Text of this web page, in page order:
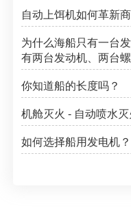
自动上饵机如何革新
为什么海船只有一台
有两台发动机、两台
你知道船的长度吗？
机舱灭火 - 自动喷水
如何选择船用发电机？